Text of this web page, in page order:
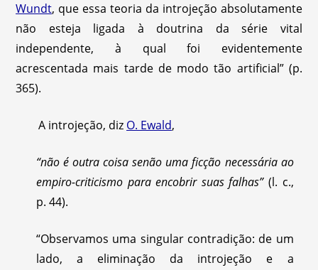
Wundt, que essa teoria da introjeção absolutamente
não esteja ligada à doutrina da série vital
independente, à qual foi evidentemente
acrescentada mais tarde de modo tão artificial” (p.
365).
A introjeção, diz O. Ewald,
“não é outra coisa senão uma ficção necessária ao
empiro-criticismo para encobrir suas falhas” (l. c.,
p. 44).
“Observamos uma singular contradição: de um
lado, a eliminação da introjeção e a